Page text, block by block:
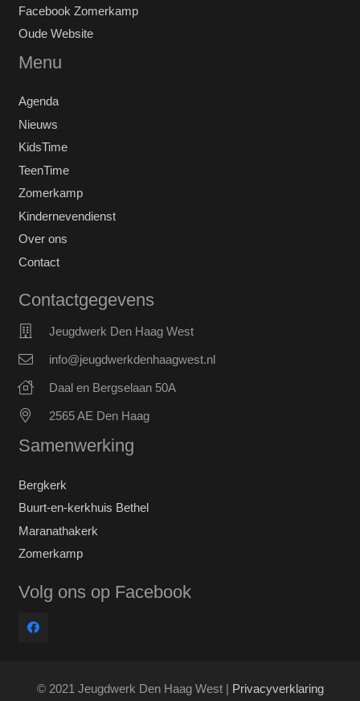
Facebook Zomerkamp
Oude Website
Menu
Agenda
Nieuws
KidsTime
TeenTime
Zomerkamp
Kindernevendienst
Over ons
Contact
Contactgegevens
Jeugdwerk Den Haag West
info@jeugdwerkdenhaagwest.nl
Daal en Bergselaan 50A
2565 AE Den Haag
Samenwerking
Bergkerk
Buurt-en-kerkhuis Bethel
Maranathakerk
Zomerkamp
Volg ons op Facebook
© 2021 Jeugdwerk Den Haag West | Privacyverklaring